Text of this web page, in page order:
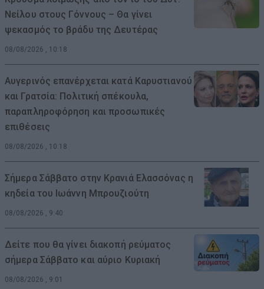
Νείλου στους Γόννους – Θα γίνει
ψεκασμός το βράδυ της Δευτέρας
08/08/2026 , 10:18
Αυγερινός επανέρχεται κατά Καρυστιανού
και Γρατσία: Πολιτική σπέκουλα,
παραπληροφόρηση και προσωπικές
επιθέσεις
08/08/2026 , 10:18
Σήμερα Σάββατο στην Κρανιά Ελασσόνας η
κηδεία του Ιωάννη Μπρουζιούτη
08/08/2026 , 9:40
Δείτε που θα γίνει διακοπή ρεύματος
σήμερα Σάββατο και αύριο Κυριακή
08/08/2026 , 9:01